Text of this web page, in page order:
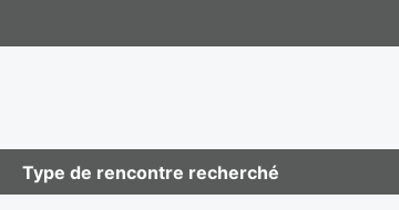
Type de rencontre recherché